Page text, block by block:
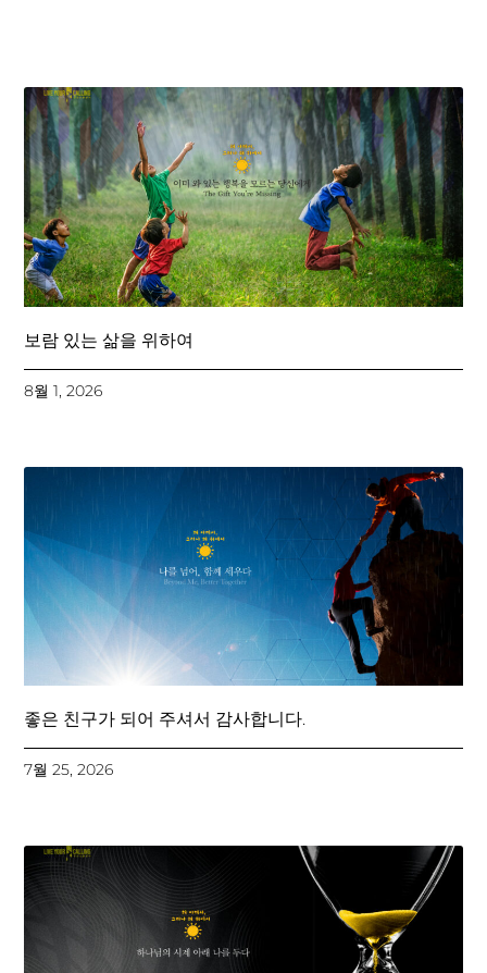
보람 있는 삶을 위하여
8월 1, 2026
좋은 친구가 되어 주셔서 감사합니다.
7월 25, 2026